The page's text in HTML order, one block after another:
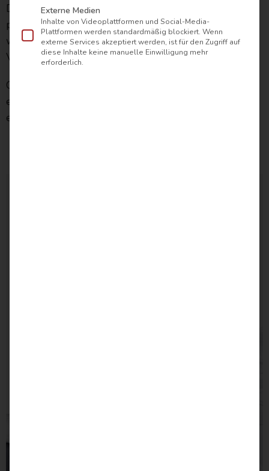
Die hochwertige Füllung ist zudem besonders
pflegeleicht und bleibt auch nach vielen Wäschen
weich und flauschig. Kein Verrutschen, kein
Verklumpen.
Gönn dir den ultimativen Komfort – für einen
erholsamen,
erfrischt und voller Energie aufwachen lässt!
Externe Medien
Inhalte von Videoplattformen und Social-Media-
Plattformen werden standardmäßig blockiert. Wenn
externe Services akzeptiert werden, ist für den Zugriff auf
diese Inhalte keine manuelle Einwilligung mehr
erforderlich.